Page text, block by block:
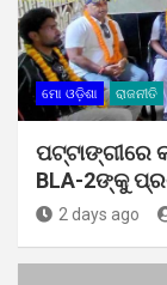
ମୋ ଓଡ଼ିଶା ରାଜନୀତି
ପଟ୍ଟାଙ୍ଗୀରେ
BLA-2ଙ୍କୁ
2 days ago